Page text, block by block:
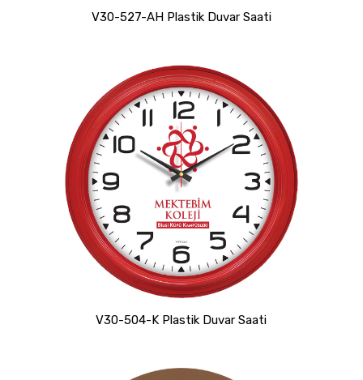
V30-527-AH Plastik Duvar Saati
V30-504-K Plastik Duvar Saati